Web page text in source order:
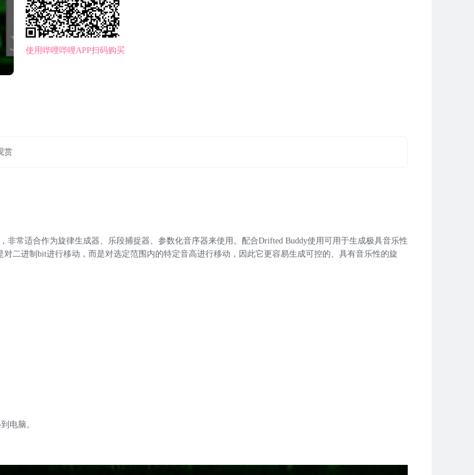
使用哔哩哔哩APP扫码购买
赏
常适合作为旋律生成器、乐段捕捉器、参数化音序器来使用。配合Drifted Buddy使用可用于生成极具音乐性
二进制bit进行移动，而是对选定范围内的特定音高进行移动，因此它更容易生成可控的、具有音乐性的旋
电脑。